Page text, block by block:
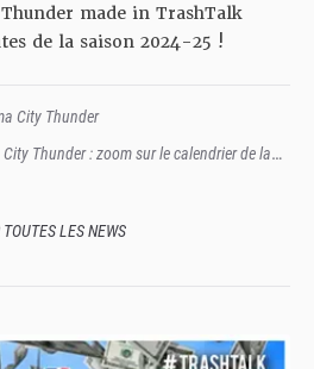
Thunder : zoom sur le calendrier de la
made in TrashTalk
de la saison 2024-25 !
City Thunder
TOUTES LES NEWS